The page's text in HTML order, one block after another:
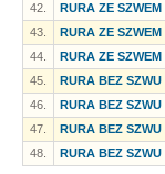
42.
RURA ZE
43.
RURA ZE
44.
RURA ZE
45.
RURA BEZ SZWU
46.
RURA BEZ SZWU
47.
RURA BEZ SZWU
48.
RURA BEZ SZWU